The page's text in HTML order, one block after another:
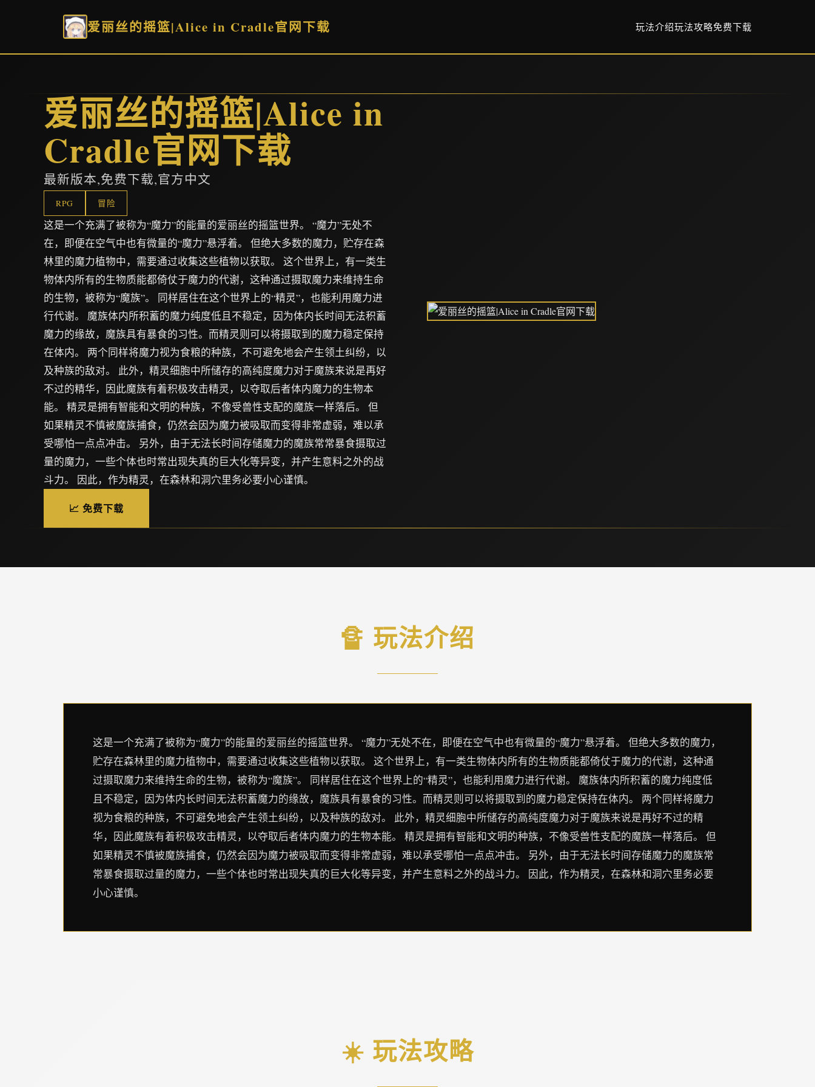
爱丽丝的摇篮|Alice in Cradle官网下载 玩法介绍玩法攻略免费下载
爱丽丝的摇篮|Alice in
Cradle官网下载
最新版本,免费下载,官方中文
RPG 冒险
这是一个充满了被称为“魔力”的能量的爱丽丝的摇篮世界。 “魔力”无处不
在，即便在空气中也有微量的“魔力”悬浮着。 但绝大多数的魔力，贮存在森
林里的魔力植物中，需要通过收集这些植物以获取。 这个世界上，有一类生
物体内所有的生物质能都倚仗于魔力的代谢，这种通过摄取魔力来维持生命
的生物，被称为“魔族”。 同样居住在这个世界上的“精灵”，也能利用魔力进
行代谢。 魔族体内所积蓄的魔力纯度低且不稳定，因为体内长时间无法积蓄
魔力的缘故，魔族具有暴食的习性。而精灵则可以将摄取到的魔力稳定保持
在体内。 两个同样将魔力视为食粮的种族，不可避免地会产生领土纠纷，以
及种族的敌对。 此外，精灵细胞中所储存的高纯度魔力对于魔族来说是再好
不过的精华，因此魔族有着积极攻击精灵，以夺取后者体内魔力的生物本
能。 精灵是拥有智能和文明的种族，不像受兽性支配的魔族一样落后。 但
如果精灵不慎被魔族捕食，仍然会因为魔力被吸取而变得非常虚弱，难以承
受哪怕一点点冲击。 另外，由于无法长时间存储魔力的魔族常常暴食摄取过
量的魔力，一些个体也时常出现失真的巨大化等异变，并产生意料之外的战
斗力。 因此，作为精灵，在森林和洞穴里务必要小心谨慎。
📈 免费下载
🔏 玩法介绍
这是一个充满了被称为“魔力”的能量的爱丽丝的摇篮世界。 “魔力”无处不在，即便在空气中也有微量的“魔力”悬浮着。 但绝大多数的魔力，
贮存在森林里的魔力植物中，需要通过收集这些植物以获取。 这个世界上，有一类生物体内所有的生物质能都倚仗于魔力的代谢，这种通
过摄取魔力来维持生命的生物，被称为“魔族”。 同样居住在这个世界上的“精灵”，也能利用魔力进行代谢。 魔族体内所积蓄的魔力纯度低
且不稳定，因为体内长时间无法积蓄魔力的缘故，魔族具有暴食的习性。而精灵则可以将摄取到的魔力稳定保持在体内。 两个同样将魔力
视为食粮的种族，不可避免地会产生领土纠纷，以及种族的敌对。 此外，精灵细胞中所储存的高纯度魔力对于魔族来说是再好不过的精
华，因此魔族有着积极攻击精灵，以夺取后者体内魔力的生物本能。 精灵是拥有智能和文明的种族，不像受兽性支配的魔族一样落后。 但
如果精灵不慎被魔族捕食，仍然会因为魔力被吸取而变得非常虚弱，难以承受哪怕一点点冲击。 另外，由于无法长时间存储魔力的魔族常
常暴食摄取过量的魔力，一些个体也时常出现失真的巨大化等异变，并产生意料之外的战斗力。 因此，作为精灵，在森林和洞穴里务必要
小心谨慎。
☀️ 玩法攻略